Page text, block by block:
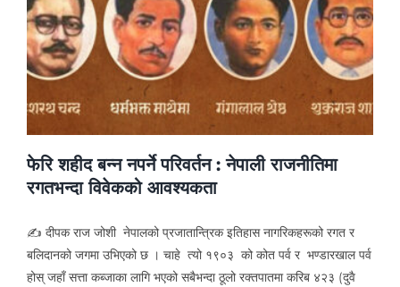
फेरि शहीद बन्न नपर्ने परिवर्तन : नेपाली राजनीतिमा
रगतभन्दा विवेकको आवश्यकता
✍ दीपक राज जोशी नेपालको प्रजातान्त्रिक इतिहास नागरिकहरूको रगत र
बलिदानको जगमा उभिएको छ । चाहे त्यो १९०३ को कोत पर्व र भण्डारखाल पर्व
होस् जहाँ सत्ता कब्जाका लागि भएको सबैभन्दा ठूलो रक्तपातमा करिब ४२३ (दुवै